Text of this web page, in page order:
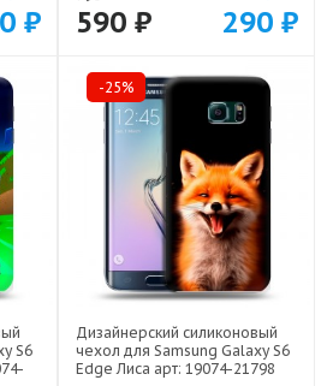
₽ 590 ₽ 290 ₽
S6
-25%
Дизайнерский силиконовый
чехол для Samsung Galaxy S6
Edge Лиса арт: 19074-21798